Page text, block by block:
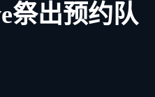
祭出预约队